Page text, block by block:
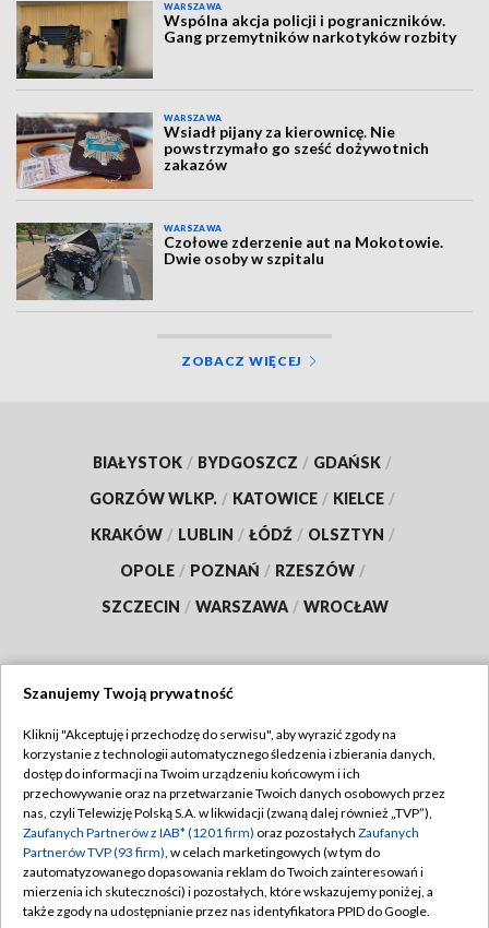
WARSZAWA
Wspólna akcja policji i pograniczników.
Gang przemytników narkotyków rozbity
WARSZAWA
Wsiadł pijany za kierownicę. Nie
powstrzymało go sześć dożywotnich
zakazów
WARSZAWA
Czołowe zderzenie aut na Mokotowie.
Dwie osoby w szpitalu
ZOBACZ WIĘCEJ
BIAŁYSTOK / BYDGOSZCZ / GDAŃSK /
GORZÓW WLKP. / KATOWICE / KIELCE /
KRAKÓW / LUBLIN / ŁÓDŹ / OLSZTYN /
OPOLE / POZNAŃ / RZESZÓW /
SZCZECIN / WARSZAWA / WROCŁAW
TVP
Abonament TVP
Emisja w TVP
Centrum informacji TVP
Naziemna Telewizja Cyfrowa
Regulamin TVP
Polityka prywatności
Moje zgody
Pomoc
Szanujemy Twoją prywatność
Kliknij "Akceptuję i przechodzę do serwisu", aby wyrazić zgody na
korzystanie z technologii automatycznego śledzenia i zbierania danych,
dostęp do informacji na Twoim urządzeniu końcowym i ich
przechowywanie oraz na przetwarzanie Twoich danych osobowych przez
nas, czyli Telewizję Polską S.A. w likwidacji (zwaną dalej również „TVP”),
Zaufanych Partnerów z IAB* (1201 firm) oraz pozostałych Zaufanych
Partnerów TVP (93 firm), w celach marketingowych (w tym do
zautomatyzowanego dopasowania reklam do Twoich zainteresowań i
mierzenia ich skuteczności) i pozostałych, które wskazujemy poniżej, a
także zgody na udostępnianie przez nas identyfikatora PPID do Google.